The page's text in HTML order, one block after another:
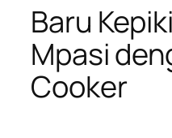
Baru
Mpasi
Cooker